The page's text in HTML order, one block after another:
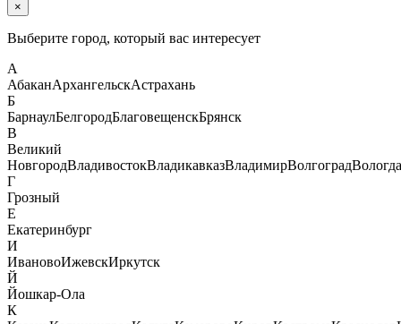
×
Выберите город, который вас интересует
А
АбаканАрхангельскАстрахань
Б
БарнаулБелгородБлаговещенскБрянск
В
Великий
НовгородВладивостокВладикавказВладимирВолгоградВологда
Г
Грозный
Е
Екатеринбург
И
ИвановоИжевскИркутск
Й
Йошкар-Ола
К